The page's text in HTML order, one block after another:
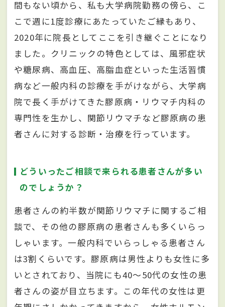
間もない頃から、私も大学病院勤務の傍ら、こ
こで週に1度診療にあたっていたご縁もあり、
2020年に院長としてここを引き継ぐことになり
ました。クリニックの特色としては、風邪症状
や糖尿病、高血圧、高脂血症といった生活習慣
病など一般内科の診療を手がけながら、大学病
院で長く手がけてきた膠原病・リウマチ内科の
専門性を生かし、関節リウマチなど膠原病の患
者さんに対する診断・治療を行っています。
どういったご相談で来られる患者さんが多い
のでしょうか？
患者さんの約半数が関節リウマチに関するご相
談で、その他の膠原病の患者さんも多くいらっ
しゃいます。一般内科でいらっしゃる患者さん
は3割くらいです。膠原病は男性よりも女性に多
いとされており、当院にも40～50代の女性の患
者さんの姿が目立ちます。この年代の女性は更